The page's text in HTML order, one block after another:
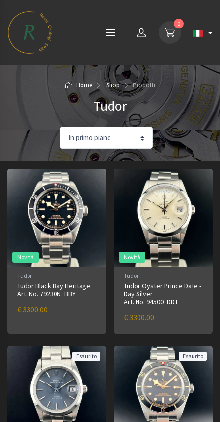
0
Home Shop Prodotti
Tudor
Novità
Tudor
Tudor Black Bay Heritage
Art. No. 79230N_BBY
€ 3300.00
Novità
Tudor
Tudor Oyster Prince Date -
Day Silver
Art. No. 94500_DDT
€ 3300.00
Esaurito Esaurito